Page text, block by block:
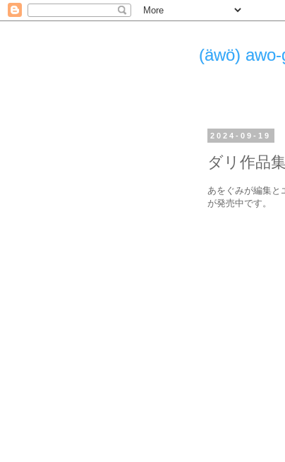
(äwö)
2024-09-19
ダリ作品集
あをぐみが編集と
が発売中です。